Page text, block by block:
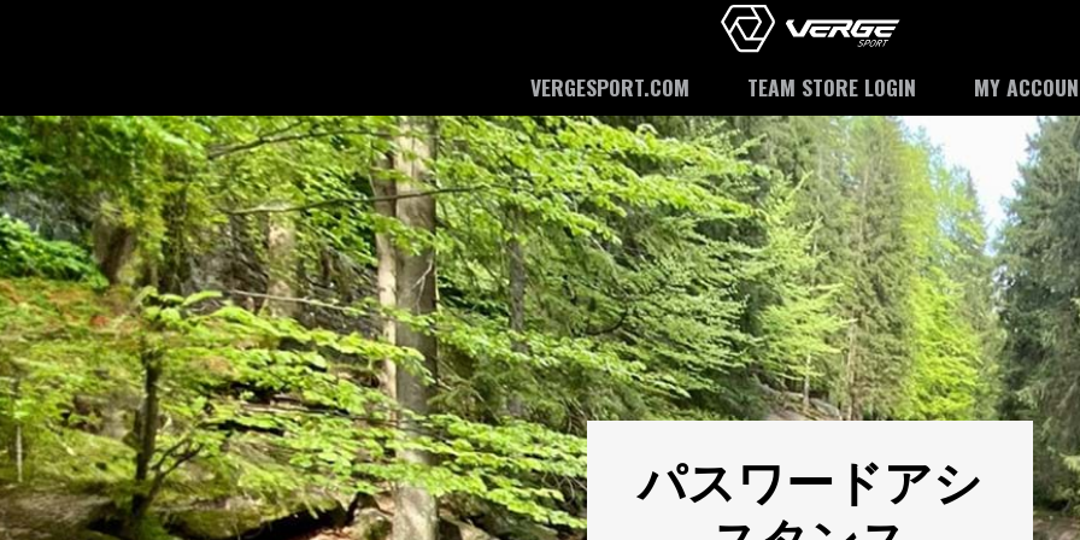
VERGESPORT.COM TEAM STORE LOGIN MY
パスワードアシ